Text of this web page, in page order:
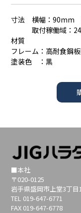
寸法 横幅：90mm
取付稼働域：
材質
フレーム：高耐食鋼
塗装色 ：黒
■本社
〒020-0125
岩手県盛岡市上堂3丁
TEL 019-647-6771
FAX 019-647-6778